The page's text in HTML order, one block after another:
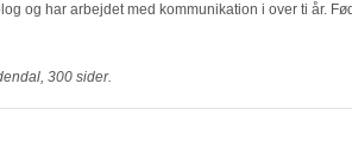
og har arbejdet med kommunikation i over ti år.
300 sider.